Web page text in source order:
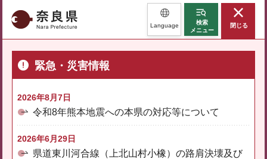
奈良県 Language
検索
メニュー
閉じる
緊急・災害情報
2026年8月7日
令和8年熊本地震への本県の対応等について
2026年6月29日
県道東川河合線（上北山村小橡）の路肩決壊及び